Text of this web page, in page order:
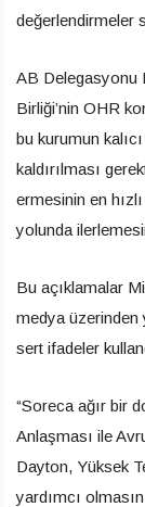
değerlendirmeler
AB Delegasyonu
Birliği’nin OHR
bu kurumun
kaldırılması
ermesinin en
yolunda
Bu açıklamalar
medya üzerinden
sert ifadeler
“Soreca ağır bir
Anlaşması ile
Dayton, Yüksek
yardımcı